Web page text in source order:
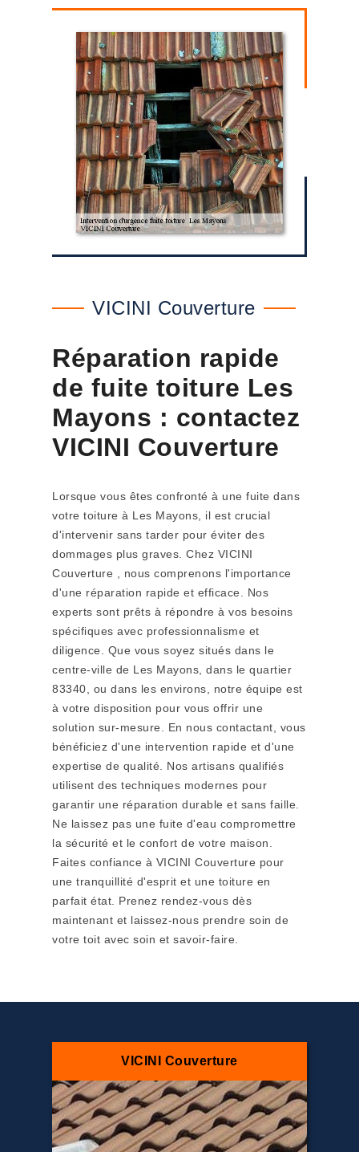
VICINI Couverture
Réparation rapide
de fuite toiture Les
Mayons : contactez
VICINI Couverture
Lorsque vous êtes confronté à une fuite dans
votre toiture à Les Mayons, il est crucial
d'intervenir sans tarder pour éviter des
dommages plus graves. Chez VICINI
Couverture , nous comprenons l'importance
d'une réparation rapide et efficace. Nos
experts sont prêts à répondre à vos besoins
spécifiques avec professionnalisme et
diligence. Que vous soyez situés dans le
centre-ville de Les Mayons, dans le quartier
83340, ou dans les environs, notre équipe est
à votre disposition pour vous offrir une
solution sur-mesure. En nous contactant, vous
bénéficiez d'une intervention rapide et d'une
expertise de qualité. Nos artisans qualifiés
utilisent des techniques modernes pour
garantir une réparation durable et sans faille.
Ne laissez pas une fuite d'eau compromettre
la sécurité et le confort de votre maison.
Faites confiance à VICINI Couverture pour
une tranquillité d'esprit et une toiture en
parfait état. Prenez rendez-vous dès
maintenant et laissez-nous prendre soin de
votre toit avec soin et savoir-faire.
VICINI Couverture